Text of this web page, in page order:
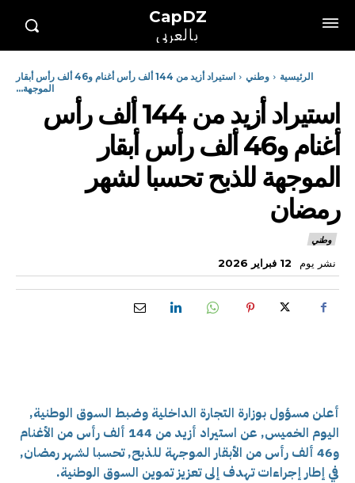
CapDZ
بالعربي
الرئيسية وطني
استيراد أزيد من 144 ألف رأس أغنام و46 ألف رأس أبقار
الموجهة...
استيراد أزيد من 144 ألف رأس
أغنام و46 ألف رأس أبقار
الموجهة للذبح تحسبا لشهر
رمضان
وطني
نشر يوم 12 فبراير 2026
أعلن مسؤول بوزارة التجارة الداخلية وضبط السوق الوطنية,
اليوم الخميس, عن استيراد أزيد من 144 ألف رأس من الأغنام
و46 ألف رأس من الأبقار الموجهة للذبح, تحسبا لشهر رمضان,
في إطار إجراءات تهدف إلى تعزيز تموين السوق الوطنية.